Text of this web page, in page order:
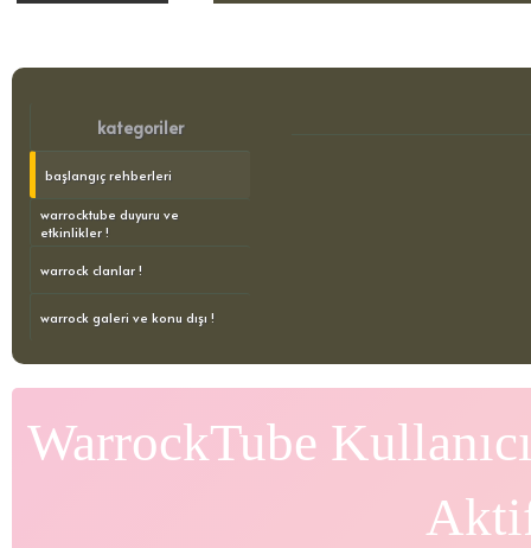
kategoriler
başlangıç rehberleri
warrocktube duyuru ve
etkinlikler !
warrock clanlar !
warrock galeri ve konu dışı !
WarrockTube